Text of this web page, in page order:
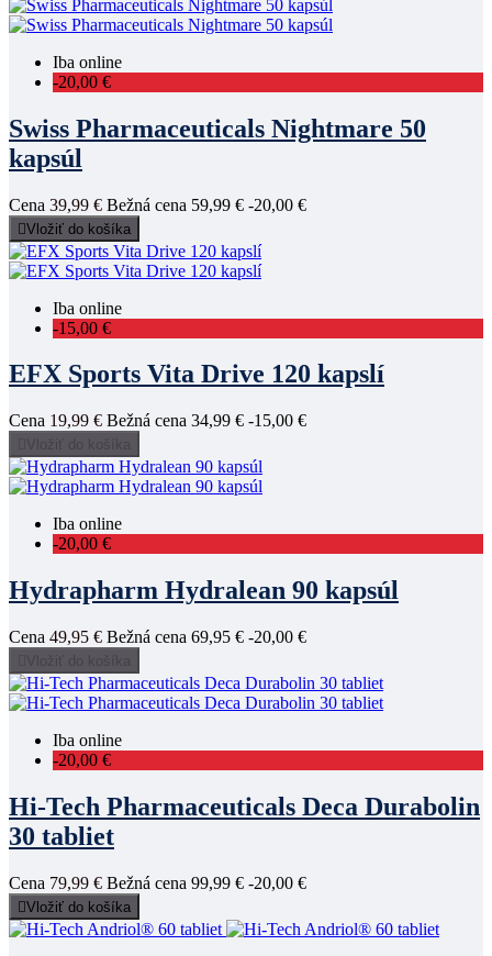
Iba online
-20,00 €
Swiss Pharmaceuticals Nightmare 50
kapsúl
Cena 39,99 € Bežná cena 59,99 € -20,00 €
Vložiť do košíka
Iba online
-15,00 €
EFX Sports Vita Drive 120 kapslí
Cena 19,99 € Bežná cena 34,99 € -15,00 €
Vložiť do košíka
Iba online
-20,00 €
Hydrapharm Hydralean 90 kapsúl
Cena 49,95 € Bežná cena 69,95 € -20,00 €
Vložiť do košíka
Iba online
-20,00 €
Hi-Tech Pharmaceuticals Deca Durabolin
30 tabliet
Cena 79,99 € Bežná cena 99,99 € -20,00 €
Vložiť do košíka